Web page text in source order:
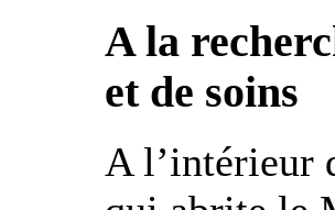
A la
et de soins
A l’intérieur